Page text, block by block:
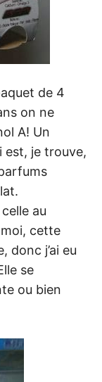
de 4
on ne
A! Un
est, je trouve,
au
cette
donc j’ai eu
se
ou bien